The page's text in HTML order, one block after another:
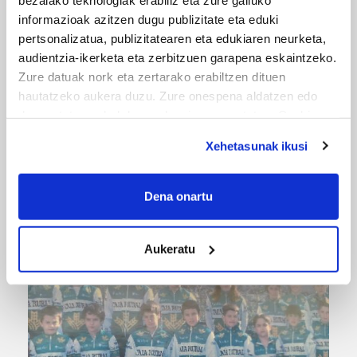
informazioak azitzen dugu publizitate eta eduki
pertsonalizatua, publizitatearen eta edukiaren neurketa,
audientzia-ikerketa eta zerbitzuen garapena eskaintzeko.
Zure datuak nork eta zertarako erabiltzen dituen
hautatzeko aukera duzu. Zure onespena aldatzen edo
If you allow, we would also like to:
Collect information about your geographical
meters
Identify your device by actively scanning it for
specific characteristics (fingerprinting)
Find out more about how your personal data is processed
and set your preferences in thedetails section.
Guk eta gure bazkideek zure datu pertsonalak
Xehetasunak ikusi
Dena onartu
Aukeratu
txapelketa irabazi duten aita-semeak